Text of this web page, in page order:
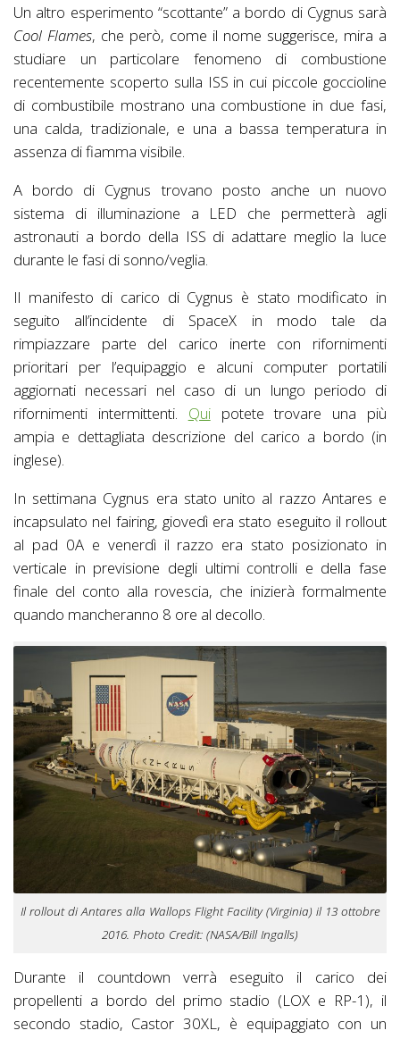
Un altro esperimento “scottante” a bordo di Cygnus sarà
Cool Flames, che però, come il nome suggerisce, mira a
studiare un particolare fenomeno di combustione
recentemente scoperto sulla ISS in cui piccole goccioline
di combustibile mostrano una combustione in due fasi,
una calda, tradizionale, e una a bassa temperatura in
assenza di fiamma visibile.
A bordo di Cygnus trovano posto anche un nuovo
sistema di illuminazione a LED che permetterà agli
astronauti a bordo della ISS di adattare meglio la luce
durante le fasi di sonno/veglia.
Il manifesto di carico di Cygnus è stato modificato in
seguito all’incidente di SpaceX in modo tale da
rimpiazzare parte del carico inerte con rifornimenti
prioritari per l’equipaggio e alcuni computer portatili
aggiornati necessari nel caso di un lungo periodo di
rifornimenti intermittenti. Quipotete trovare una più
ampia e dettagliata descrizione del carico a bordo (in
inglese).
In settimana Cygnus era stato unito al razzo Antares e
incapsulato nel fairing, giovedì era stato eseguito il rollout
al pad 0A e venerdì il razzo era stato posizionato in
verticale in previsione degli ultimi controlli e della fase
finale del conto alla rovescia, che inizierà formalmente
quando mancheranno 8 ore al decollo.
Il rollout di Antares alla Wallops Flight Facility (Virginia) il 13 ottobre
2016. Photo Credit: (NASA/Bill Ingalls)
Durante il countdown verrà eseguito il carico dei
propellenti a bordo del primo stadio (LOX e RP-1), il
secondo stadio, Castor 30XL, è equipaggiato con un